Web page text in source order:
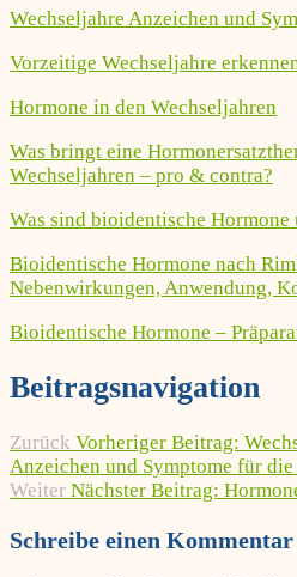
Wechseljahre Anzeichen und
Vorzeitige Wechseljahre
Hormone in den Wechseljahren
Was bringt eine
Wechseljahren – pro & contra?
Was sind bioidentische
Bioidentische Hormone nach
Nebenwirkungen, Anwendung,
Bioidentische Hormone –
Beitragsnavigation
Zurück Vorheriger Beitrag:
Anzeichen und Symptome für die
Weiter Nächster Beitrag:
Schreibe einen Kommentar